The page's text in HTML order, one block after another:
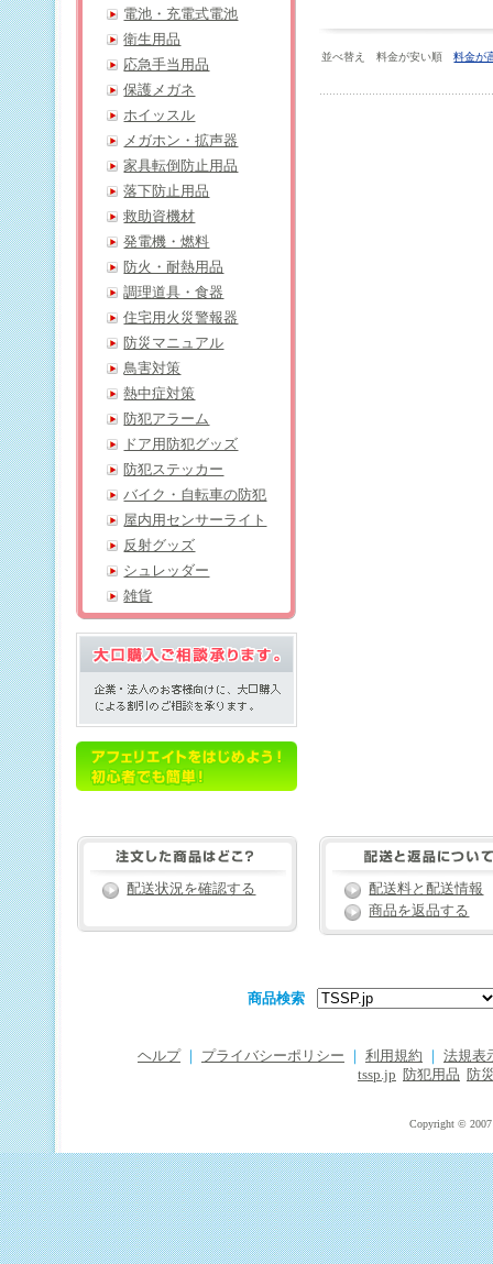
並べ替え 料金が安い順料金が
電池・充電式電池
衛生用品
応急手当用品
保護メガネ
ホイッスル
メガホン・拡声器
家具転倒防止用品
落下防止用品
救助資機材
発電機・燃料
防火・耐熱用品
調理道具・食器
住宅用火災警報器
防災マニュアル
鳥害対策
熱中症対策
防犯アラーム
ドア用防犯グッズ
防犯ステッカー
バイク・自転車の防犯
屋内用センサーライト
反射グッズ
シュレッダー
雑貨
配送状況を確認する
配送料と配送情報
商品を返品する
商品検索
ヘルプ プライバシーポリシー 利用規約
法規表
tssp.jp
防犯用品 防
Copyright © 2007